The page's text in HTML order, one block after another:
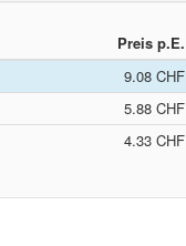
Preis p.E.
9.08 CHF
5.88 CHF
4.33 CHF